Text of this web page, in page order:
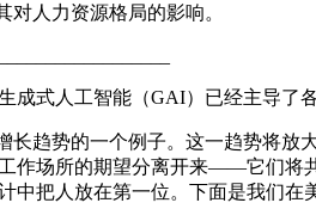
人力资源格局的影响。
式人工智能（GAI）已经主导了
长趋势的一个例子。这一趋势将放
作场所的期望分离开来——它们将
中把人放在第一位。下面是我们在